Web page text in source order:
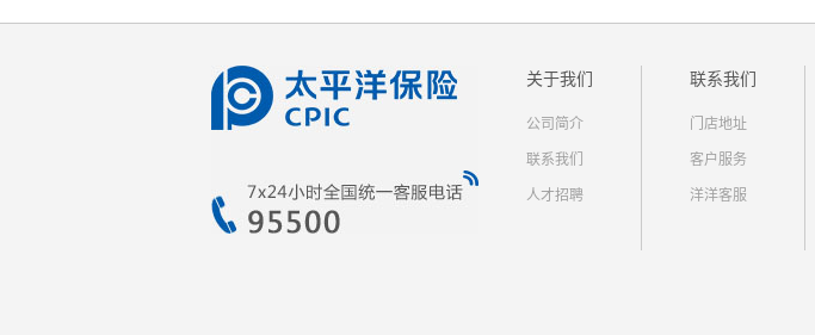
关于我们
公司简介
联系我们
人才招聘
联系我们
门店地址
客户服务
洋洋客服